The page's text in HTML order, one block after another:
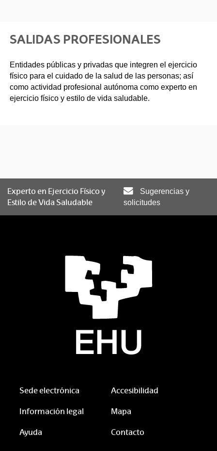
SALIDAS PROFESIONALES
Entidades públicas y privadas que integren el ejercicio
físico para el cuidado de la salud de las personas; así
como actividad profesional autónoma como experto en
ejercicio físico y estilo de vida saludable.
Experto en Ejercicio Físico y
Estilo de Vida Saludable
Sugerencias y
solicitudes
Sede electrónica Accesibilidad
Información legal Mapa
Ayuda Contacto